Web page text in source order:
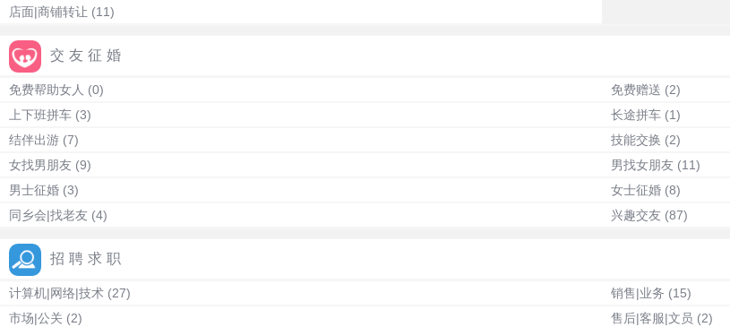
店面|商铺转让 (11)
交友征婚
免费帮助女人 (0) 免费赠送 (2)
上下班拼车 (3) 长途拼车 (1)
结伴出游 (7) 技能交换 (2)
女找男朋友 (9) 男找女朋友 (11)
男士征婚 (3) 女士征婚 (8)
同乡会|找老友 (4) 兴趣交友 (87)
招聘求职
计算机|网络|技术 (27) 销售|业务 (15)
市场|公关 (2) 售后|客服|文员 (2)